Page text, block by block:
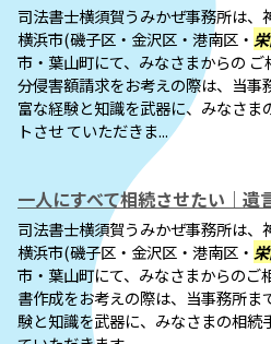
司法書士横須賀うみかぜ事務所は、
横浜市(磯子区・金沢区・港南区・
市・葉山町にて、みなさまからの
分侵害額請求をお考えの際は、当事
富な経験と知識を武器に、みなさま
トさせ ていただきま...
一人にすべて相続させたい｜遺
司法書士横須賀うみかぜ事務所は、
横浜市(磯子区・金沢区・港南区・
市・葉山町にて、みなさまからのご
書作成をお考えの際は、当事務所
験と知識を武器に、みなさまの相続